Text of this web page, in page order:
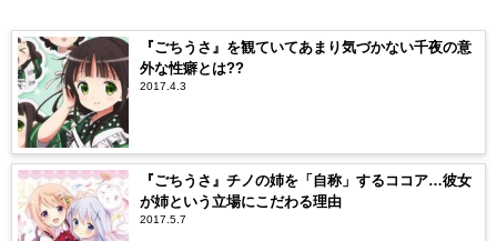
『ごちうさ』を観ていてあまり気づかない千夜の意
外な性癖とは??
2017.4.3
『ごちうさ』チノの姉を「自称」するココア…彼女
が姉という立場にこだわる理由
2017.5.7